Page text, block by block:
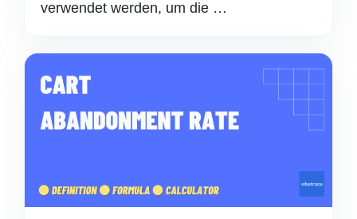
verwendet werden, um die …